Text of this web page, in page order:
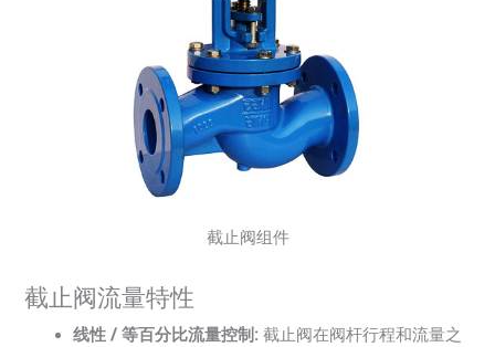
截止阀组件
截止阀流量特性
线性 / 等百分比流量控制: 截止阀在阀杆行程和流量之